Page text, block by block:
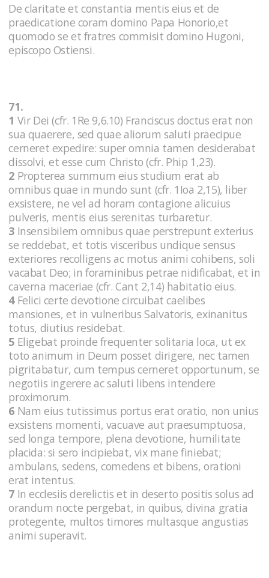
De claritate et constantia mentis eius et de
praedicatione coram domino Papa Honorio,et
quomodo se et fratres commisit domino Hugoni,
episcopo Ostiensi.
71.
1 Vir Dei (cfr. 1Re 9,6.10) Franciscus doctus erat non
sua quaerere, sed quae aliorum saluti praecipue
cerneret expedire: super omnia tamen desiderabat
dissolvi, et esse cum Christo (cfr. Phip 1,23).
2 Propterea summum eius studium erat ab
omnibus quae in mundo sunt (cfr. 1Ioa 2,15), liber
exsistere, ne vel ad horam contagione alicuius
pulveris, mentis eius serenitas turbaretur.
3 Insensibilem omnibus quae perstrepunt exterius
se reddebat, et totis visceribus undique sensus
exteriores recolligens ac motus animi cohibens, soli
vacabat Deo; in foraminibus petrae nidificabat, et in
caverna maceriae (cfr. Cant 2,14) habitatio eius.
4Felici certe devotione circuibat caelibes
mansiones, et in vulneribus Salvatoris, exinanitus
totus, diutius residebat.
5 Eligebat proinde frequenter solitaria loca, ut ex
toto animum in Deum posset dirigere, nec tamen
pigritabatur, cum tempus cerneret opportunum, se
negotiis ingerere ac saluti libens intendere
proximorum.
6 Nam eius tutissimus portus erat oratio, non unius
exsistens momenti, vacuave aut praesumptuosa,
sed longa tempore, plena devotione, humilitate
placida: si sero incipiebat, vix mane finiebat;
ambulans, sedens, comedens et bibens, orationi
erat intentus.
7 In ecclesiis derelictis et in deserto positis solus ad
orandum nocte pergebat, in quibus, divina gratia
protegente, multos timores multasque angustias
animi superavit.